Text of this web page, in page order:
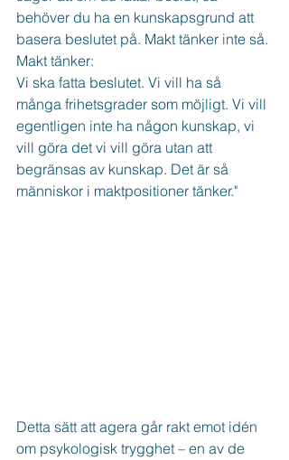
behöver du ha en kunskapsgrund att
basera beslutet på. Makt tänker inte så.
Makt tänker:
Vi ska fatta beslutet. Vi vill ha så
många frihetsgrader som möjligt. Vi vill
egentligen inte ha någon kunskap, vi
vill göra det vi vill göra utan att
begränsas av kunskap. Det är så
människor i maktpositioner tänker."
Detta sätt att agera går rakt emot idén
om psykologisk trygghet – en av de